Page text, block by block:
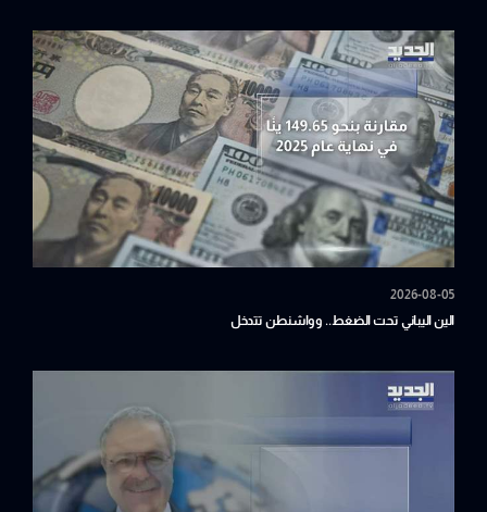
2026-08-05
الين اليباني تحت الضغط.. وواشنطن تتدخل